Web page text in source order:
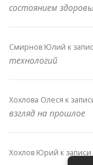
состоянием
Смирнов Юлий к
технологий
Хохлова Олеся к
взгляд на прошлое
Хохлов Юрий к записи